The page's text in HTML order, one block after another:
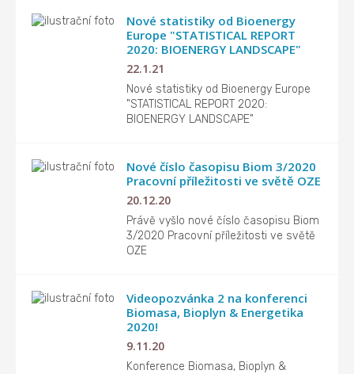
Nové statistiky od Bioenergy
Europe "STATISTICAL REPORT
2020: BIOENERGY LANDSCAPE"
22.1.21
Nové statistiky od Bioenergy Europe
"STATISTICAL REPORT 2020:
BIOENERGY LANDSCAPE"
Nové číslo časopisu Biom 3/2020
Pracovní příležitosti ve světě OZE
20.12.20
Právě vyšlo nové číslo časopisu Biom
3/2020 Pracovní příležitosti ve světě
OZE
Videopozvánka 2 na konferenci
Biomasa, Bioplyn & Energetika
2020!
9.11.20
Konference Biomasa, Bioplyn &